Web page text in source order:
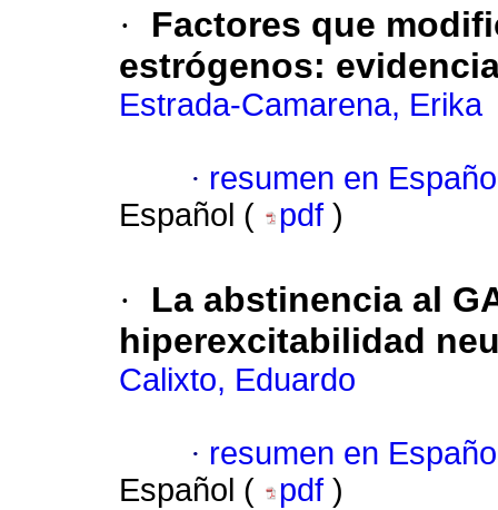
·
Factores que
estrógenos:
Estrada-Camarena, Erika
· resumen en
Español (
pdf )
·
La abstinencia al
hiperexcitabilidad
Calixto, Eduardo
· resumen en
Español (
pdf )